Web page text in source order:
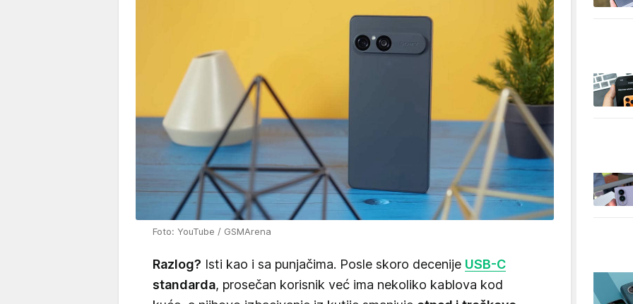
Foto: YouTube / GSMArena
Razlog? Isti kao i sa punjačima. Posle skoro decenije USB-C
standarda, prosečan korisnik već ima nekoliko kablova kod